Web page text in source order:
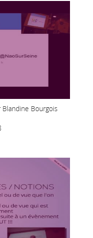
Bourgois